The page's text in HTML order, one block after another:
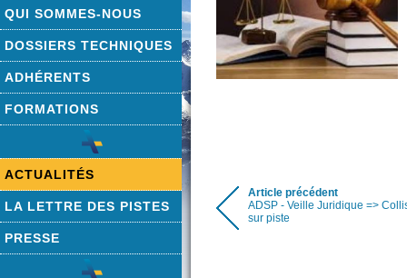
QUI SOMMES-NOUS
DOSSIERS TECHNIQUES
ADHÉRENTS
FORMATIONS
ACTUALITÉS
LA LETTRE DES PISTES
PRESSE
Article précédent
ADSP - Veille Juridique =>
sur piste